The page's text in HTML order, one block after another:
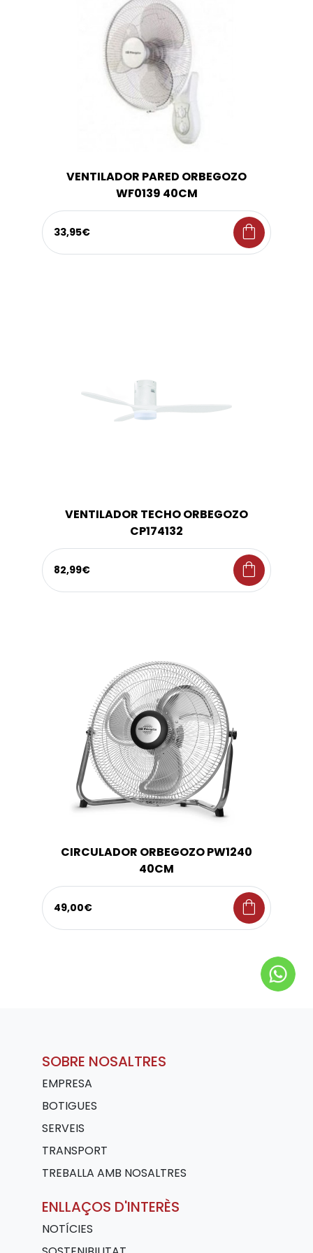
VENTILADOR PARED ORBEGOZO
WF0139 40CM
33,95€ shopping_bag
VENTILADOR TECHO ORBEGOZO
CP174132
82,99€ shopping_bag
CIRCULADOR ORBEGOZO PW1240
40CM
49,00€ shopping_bag
SOBRE NOSALTRES
EMPRESA
BOTIGUES
SERVEIS
TRANSPORT
TREBALLA AMB NOSALTRES
ENLLAÇOS D'INTERÈS
NOTÍCIES